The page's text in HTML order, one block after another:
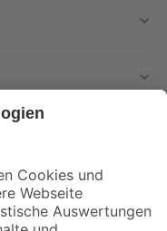
mehr verpassen!